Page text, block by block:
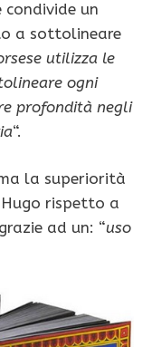
un
a sottolineare
utilizza le
ogni
profondità negli
“.
la superiorità
rispetto a
ad un: “uso